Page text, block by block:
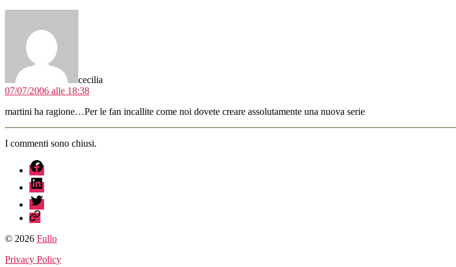
cecilia
07/07/2006 alle 18:38
martini ha ragione…Per le fan incallite come noi dovete creare assolutamente una nuova serie
I commenti sono chiusi.
fb
linkedin
twitter
sessionize
© 2026 Fullo
Privacy Policy